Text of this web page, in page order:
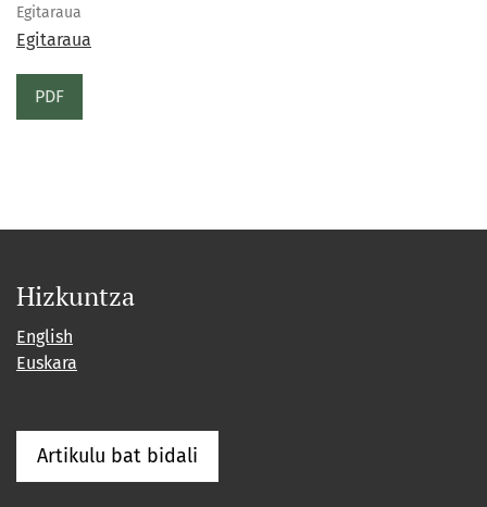
Egitaraua
Egitaraua
PDF
Hizkuntza
English
Euskara
Artikulu bat bidali